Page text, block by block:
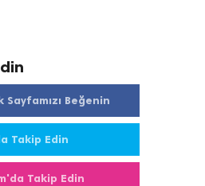
Sayfamızı Beğenin
Takip Edin
Takip Edin